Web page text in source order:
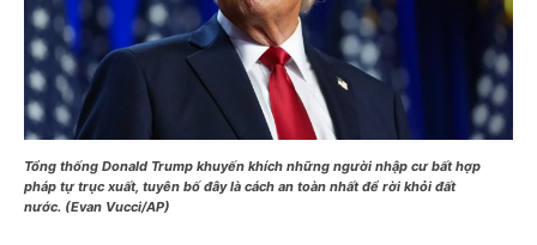
Tổng thống Donald Trump khuyến khích những người nhập cư bất hợp
pháp tự trục xuất, tuyên bố đây là cách an toàn nhất để rời khỏi đất
nước. (Evan Vucci/AP)